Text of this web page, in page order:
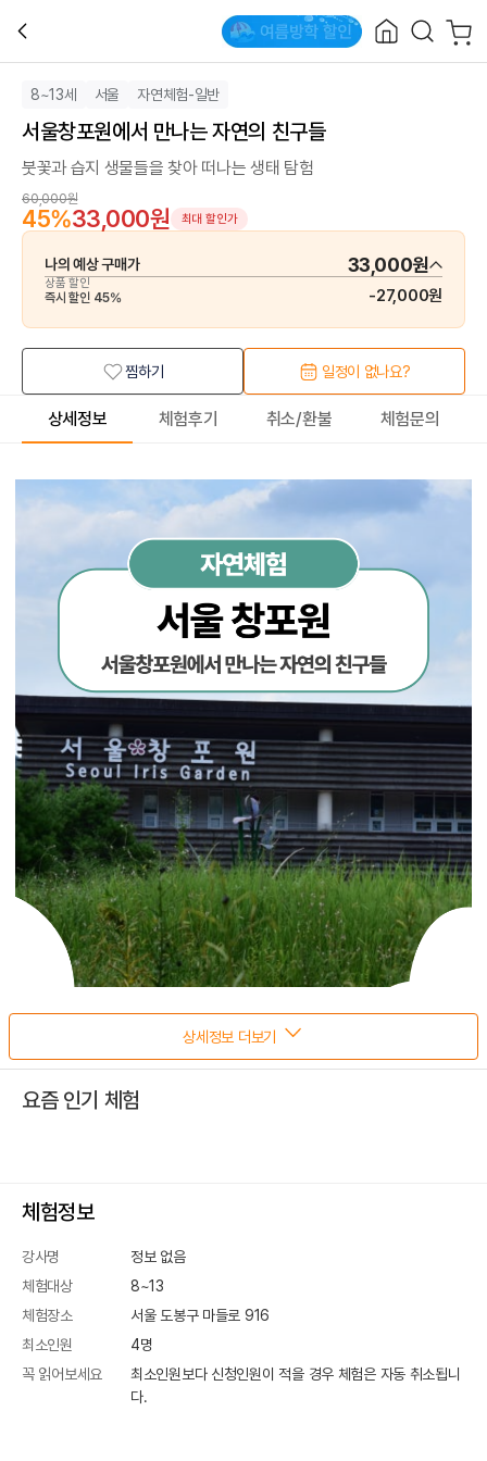
8~13세 서울 자연체험-일반
서울창포원에서 만나는 자연의 친구들
붓꽃과 습지 생물들을 찾아 떠나는 생태 탐험
60,000원
45%33,000원 최대 할인가
나의 예상 구매가 33,000원
상품 할인
즉시 할인 45% -27,000원
찜하기 일정이 없나요?
상세정보 체험후기 취소/환불 체험문의
상세정보 더보기
요즘 인기 체험
체험정보
강사명
정보 없음
체험대상
8~13
체험장소
서울 도봉구 마들로 916
최소인원
4명
꼭 읽어보세요
최소인원보다 신청인원이 적을 경우 체험은 자동 취소됩니
다.